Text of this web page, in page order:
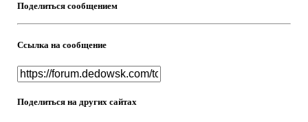
Поделиться сообщением
Ссылка на сообщение
Поделиться на других сайтах